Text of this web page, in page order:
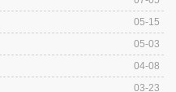
05-15
05-03
04-08
03-23